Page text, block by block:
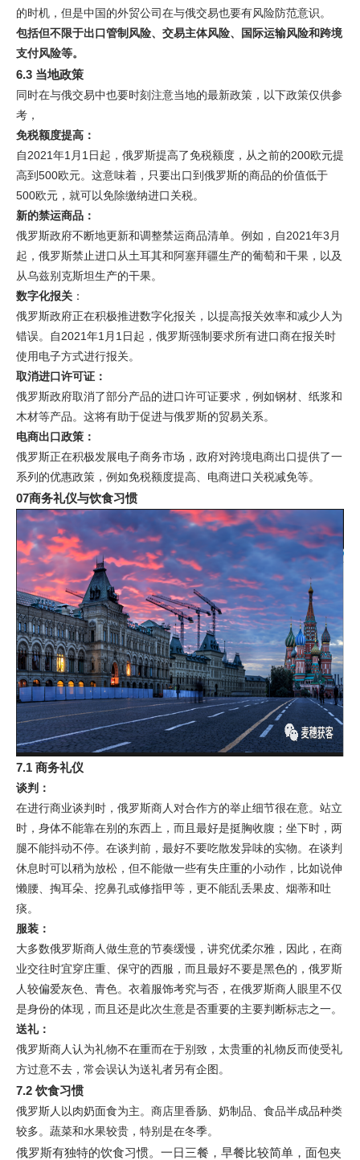
的时机，但是中国的外贸公司在与俄交易也要有风险防范意识。
包括但不限于出口管制风险、交易主体风险、国际运输风险和跨境
支付风险等。
6.3 当地政策
同时在与俄交易中也要时刻注意当地的最新政策，以下政策仅供参
考，
免税额度提高：
自2021年1月1日起，俄罗斯提高了免税额度，从之前的200欧元提
高到500欧元。这意味着，只要出口到俄罗斯的商品的价值低于
500欧元，就可以免除缴纳进口关税。
新的禁运商品：
俄罗斯政府不断地更新和调整禁运商品清单。例如，自2021年3月
起，俄罗斯禁止进口从土耳其和阿塞拜疆生产的葡萄和干果，以及
从乌兹别克斯坦生产的干果。
数字化报关 ：
俄罗斯政府正在积极推进数字化报关，以提高报关效率和减少人为
错误。自2021年1月1日起，俄罗斯强制要求所有进口商在报关时
使用电子方式进行报关。
取消进口许可证：
俄罗斯政府取消了部分产品的进口许可证要求，例如钢材、纸浆和
木材等产品。这将有助于促进与俄罗斯的贸易关系。
电商出口政策：
俄罗斯正在积极发展电子商务市场，政府对跨境电商出口提供了一
系列的优惠政策，例如免税额度提高、电商进口关税减免等。
07商务礼仪与饮食习惯
7.1 商务礼仪
谈判：
在进行商业谈判时，俄罗斯商人对合作方的举止细节很在意。站立
时，身体不能靠在别的东西上，而且最好是挺胸收腹；坐下时，两
腿不能抖动不停。在谈判前，最好不要吃散发异味的实物。在谈判
休息时可以稍为放松，但不能做一些有失庄重的小动作，比如说伸
懒腰、掏耳朵、挖鼻孔或修指甲等，更不能乱丢果皮、烟蒂和吐
痰。
服装：
大多数俄罗斯商人做生意的节奏缓慢，讲究优柔尔雅，因此，在商
业交往时宜穿庄重、保守的西服，而且最好不要是黑色的，俄罗斯
人较偏爱灰色、青色。衣着服饰考究与否，在俄罗斯商人眼里不仅
是身份的体现，而且还是此次生意是否重要的主要判断标志之一。
送礼：
俄罗斯商人认为礼物不在重而在于别致，太贵重的礼物反而使受礼
方过意不去，常会误认为送礼者另有企图。
7.2 饮食习惯
俄罗斯人以肉奶面食为主。商店里香肠、奶制品、食品半成品种类
较多。蔬菜和水果较贵，特别是在冬季。
俄罗斯有独特的饮食习惯。一日三餐，早餐比较简单，面包夹